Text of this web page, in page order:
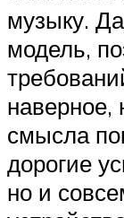
музыку.
модель,
наверное,
смысла
дорогие
но и